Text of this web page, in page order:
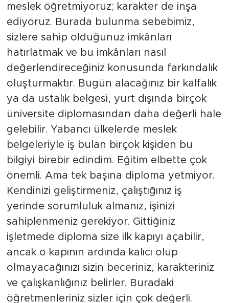
meslek öğretmiyoruz; karakter de inşa
ediyoruz. Burada bulunma sebebimiz,
sizlere sahip olduğunuz imkânları
hatırlatmak ve bu imkânları nasıl
değerlendireceğiniz konusunda farkındalık
oluşturmaktır. Bugün alacağınız bir kalfalık
ya da ustalık belgesi, yurt dışında birçok
üniversite diplomasından daha değerli hale
gelebilir. Yabancı ülkelerde meslek
belgeleriyle iş bulan birçok kişiden bu
bilgiyi birebir edindim. Eğitim elbette çok
önemli. Ama tek başına diploma yetmiyor.
Kendinizi geliştirmeniz, çalıştığınız iş
yerinde sorumluluk almanız, işinizi
sahiplenmeniz gerekiyor. Gittiğiniz
işletmede diploma size ilk kapıyı açabilir,
ancak o kapının ardında kalıcı olup
olmayacağınızı sizin beceriniz, karakteriniz
ve çalışkanlığınız belirler. Buradaki
öğretmenleriniz sizler için çok değerli.